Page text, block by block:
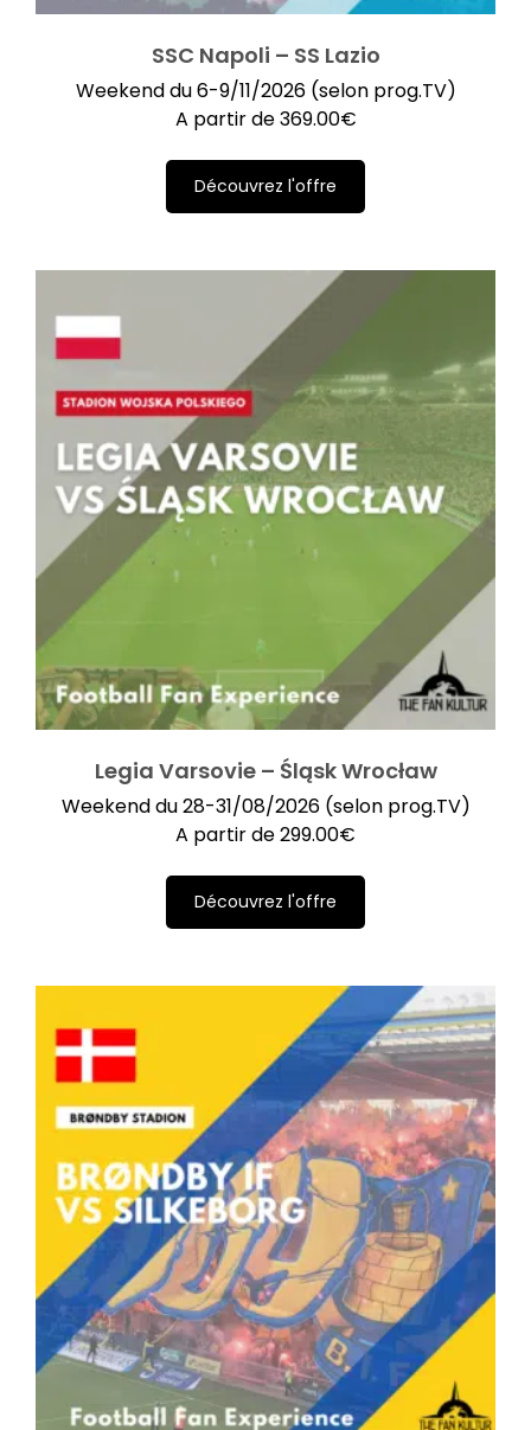
SSC Napoli – SS Lazio
Weekend du 6-9/11/2026 (selon prog.TV)
A partir de369.00€
Découvrez l'offre
Legia Varsovie – Śląsk Wrocław
Weekend du 28-31/08/2026 (selon prog.TV)
A partir de299.00€
Découvrez l'offre